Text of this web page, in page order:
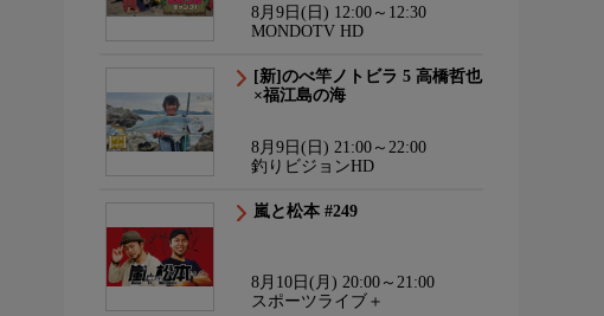
8月9日(日) 12:00～12:30
MONDOTV HD
[新]のべ竿ノトビラ 5 高橋哲也
×福江島の海
8月9日(日) 21:00～22:00
釣りビジョンHD
嵐と松本 #249
8月10日(月) 20:00～21:00
スポーツライブ＋